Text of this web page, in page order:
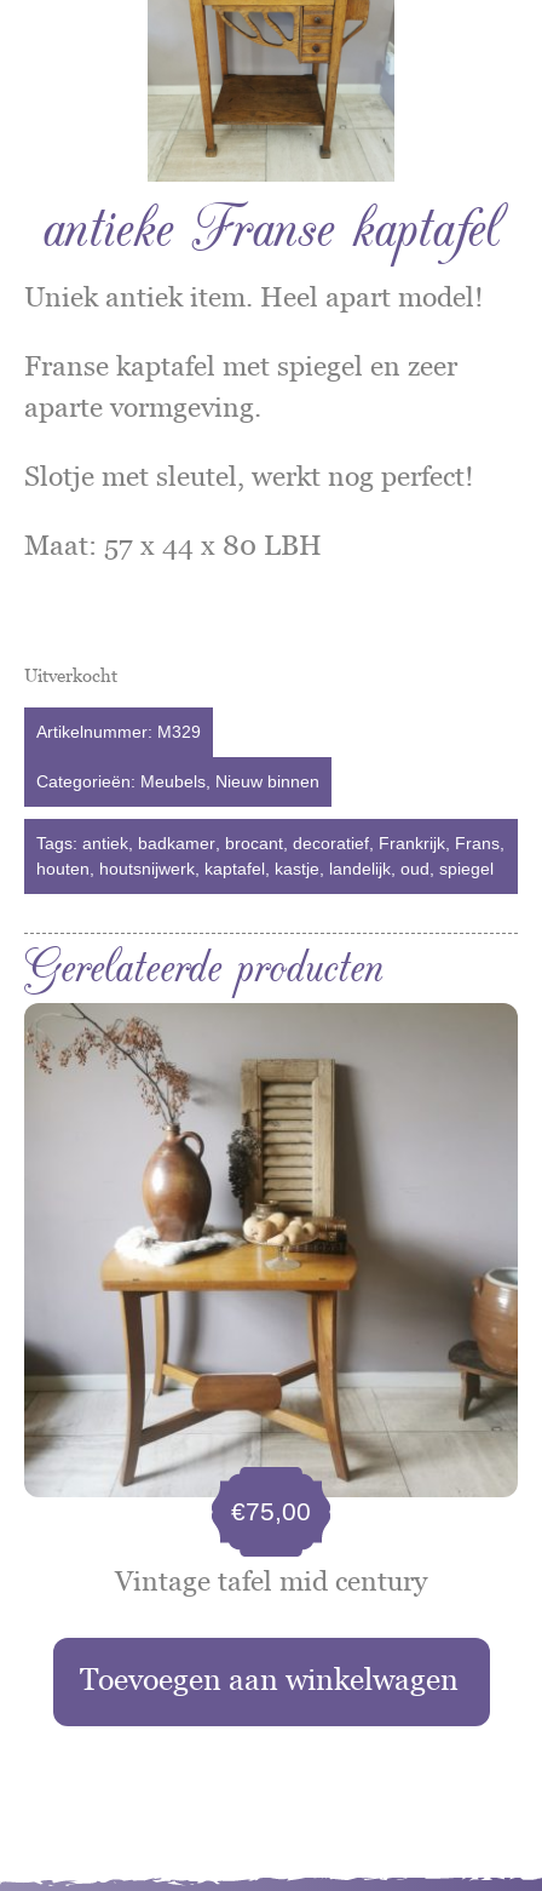
antieke Franse kaptafel
Uniek antiek item. Heel apart model!
Franse kaptafel met spiegel en zeer
aparte vormgeving.
Slotje met sleutel, werkt nog perfect!
Maat: 57 x 44 x 80 LBH
Uitverkocht
Artikelnummer: M329
Categorieën: Meubels Nieuw binnen
Tags: antiek badkamer brocant decoratief Frankrijk Frans
houten
houtsnijwerk kaptafel kastje landelijk oud spiegel
Gerelateerde producten
Vintage tafel mid century
€75,00
Toevoegen aan winkelwagen